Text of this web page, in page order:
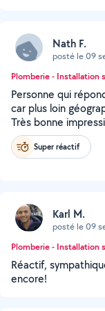
Nath F.
posté le 09
Plomberie - Installation
Personne qui
car plus loin
Très bonne
Super réactif
Karl M.
posté le 09
Plomberie - Installation
Réactif,
encore!